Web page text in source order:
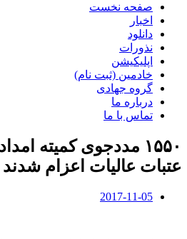
صفحه نخست
اخبار
دانلود
نذورات
اپلیکیشن
خادمین (ثبت نام)
گروه جهادی
درباره ما
تماس با ما
۱۵۵۰ مددجوی کمیته
عتبات عالیات اعزام شدند
2017-11-05